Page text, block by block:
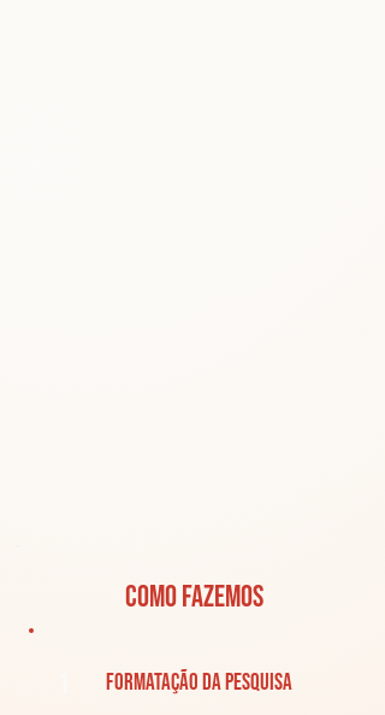
como fazemos
Formatação da Pesquisa